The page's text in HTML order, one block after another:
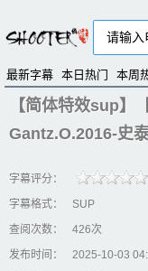
最新字幕 本日热门 本周
【简体特效sup】
Gantz.O.2016-史
字幕评分：
字幕格式：
SUP
查阅次数：
426次
发布时间：
2025-10-03